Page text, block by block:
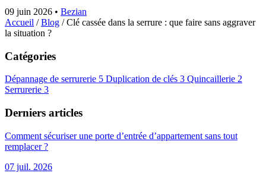
09 juin 2026 • Bezian
Accueil / Blog / Clé cassée dans la serrure : que faire sans aggraver
la situation ?
Catégories
Dépannage de serrurerie 5 Duplication de clés 3 Quincaillerie 2
Serrurerie 3
Derniers articles
Comment sécuriser une porte d’entrée d’appartement sans tout
remplacer ?
07 juil. 2026